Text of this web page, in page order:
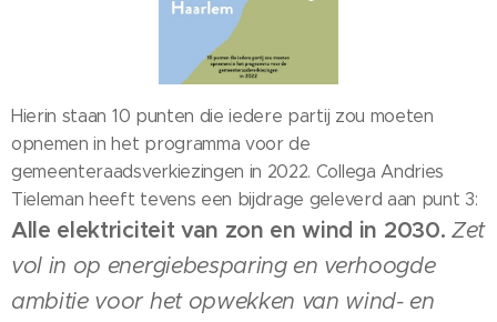
Hierin staan 10 punten die iedere partij zou moeten
opnemen in het programma voor de
gemeenteraadsverkiezingen in 2022. Collega Andries
Tieleman heeft tevens een bijdrage geleverd aan punt 3:
Alle elektriciteit van zon en wind in 2030. Zet
vol in op energiebesparing en verhoogde
ambitie voor het opwekken van wind- en